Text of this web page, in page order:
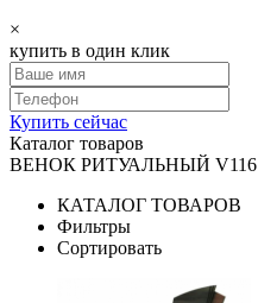
×
купить в один клик
Купить сейчас
Каталог товаров
ВЕНОК РИТУАЛЬНЫЙ V116
КАТАЛОГ ТОВАРОВ
Фильтры
Сортировать